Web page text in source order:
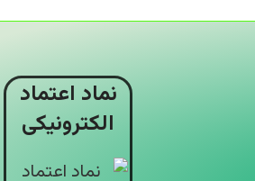
نماد اعتماد
الکترونیکی